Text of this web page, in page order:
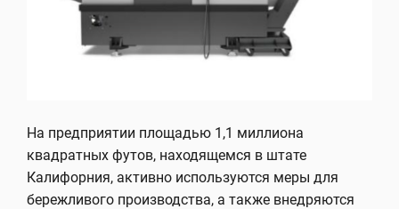
На предприятии площадью 1,1 миллиона
квадратных футов, находящемся в штате
Калифорния, активно используются меры для
бережливого производства, а также внедряются